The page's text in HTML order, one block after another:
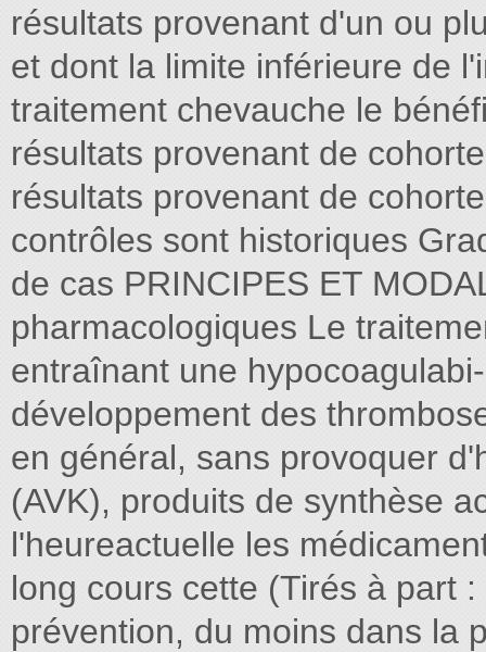
résultats provenant d'un ou
et dont la limite inférieure de
traitement chevauche le
résultats provenant de
résultats provenant de
contrôles sont historiques
de cas PRINCIPES ET
pharmacologiques Le
entraînant une
développement des
en général, sans provoquer
(AVK), produits de synthèse
l'heureactuelle les
long cours cette (Tirés à part :
prévention, du moins dans la